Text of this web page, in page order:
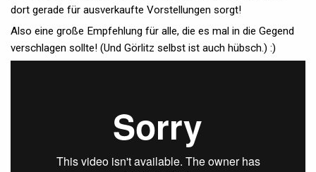
dort gerade für ausverkaufte Vorstellungen sorgt!
Also eine große Empfehlung für alle, die es mal in die Gegend
verschlagen sollte! (Und Görlitz selbst ist auch hübsch.) :)